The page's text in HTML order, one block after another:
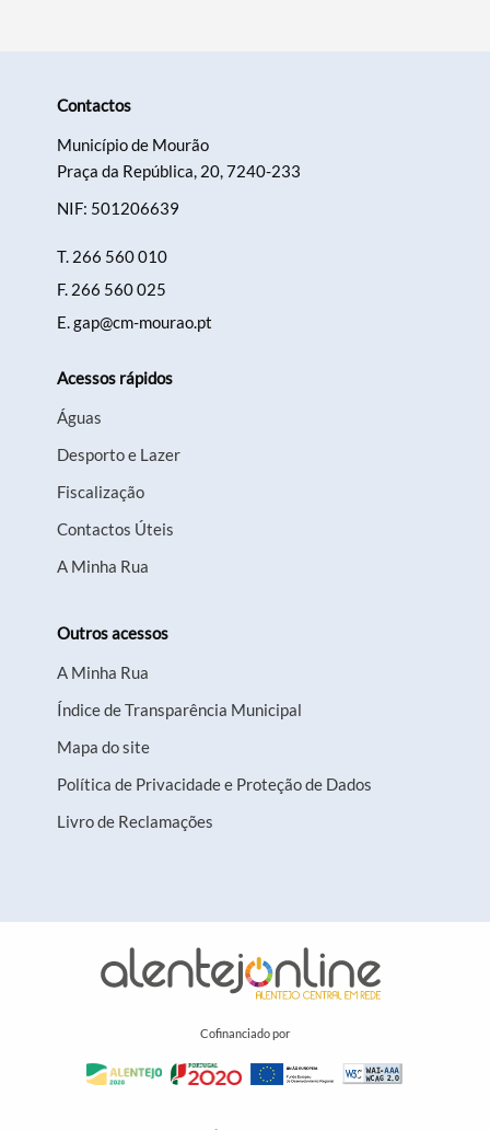
Contactos
Município de Mourão
Praça da República, 20, 7240-233
NIF: 501206639
T. 266 560 010
F. 266 560 025
E.gap@cm-mourao.pt
Acessos rápidos
Águas
Desporto e Lazer
Fiscalização
Contactos Úteis
A Minha Rua
Outros acessos
A Minha Rua
Índice de Transparência Municipal
Mapa do site
Política de Privacidade e Proteção de Dados
Livro de Reclamações
Cofinanciado por